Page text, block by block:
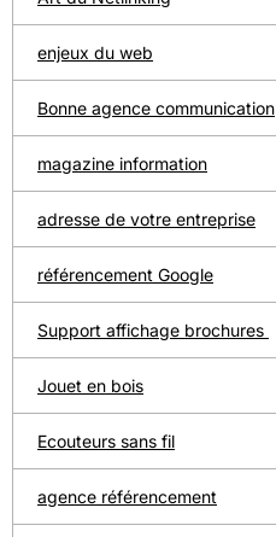
enjeux du web
Bonne agence communication
magazine information
adresse de votre entreprise
référencement Google
Support affichage brochures
Jouet en bois
Ecouteurs sans fil
agence référencement